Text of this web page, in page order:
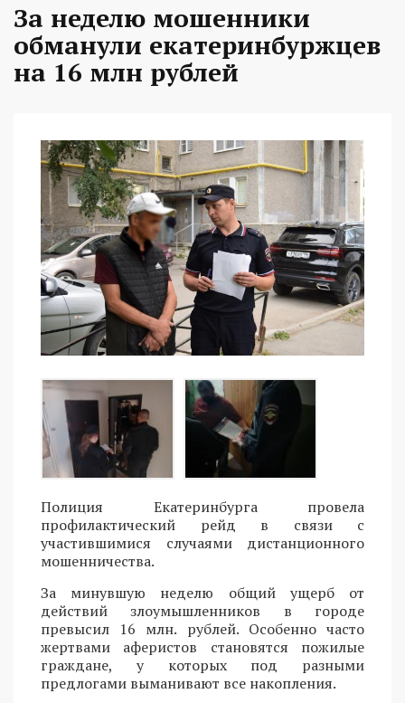
За неделю мошенники
обманули екатеринбуржцев
на 16 млн рублей
Полиция Екатеринбурга провела
профилактический рейд в связи с
участившимися случаями дистанционного
мошенничества.
За минувшую неделю общий ущерб от
действий злоумышленников в городе
превысил 16 млн. рублей. Особенно часто
жертвами аферистов становятся пожилые
граждане, у которых под разными
предлогами выманивают все накопления.